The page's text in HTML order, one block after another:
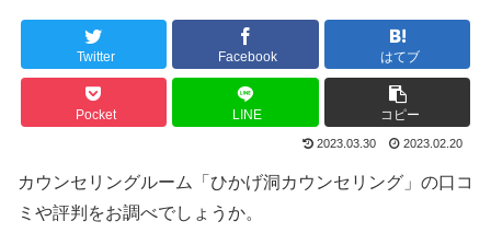
Twitter Facebook はてブ
Pocket LINE コピー
2023.03.30 2023.02.20
カウンセリングルーム「ひかげ洞カウンセリング」の口コ
ミや評判をお調べでしょうか。